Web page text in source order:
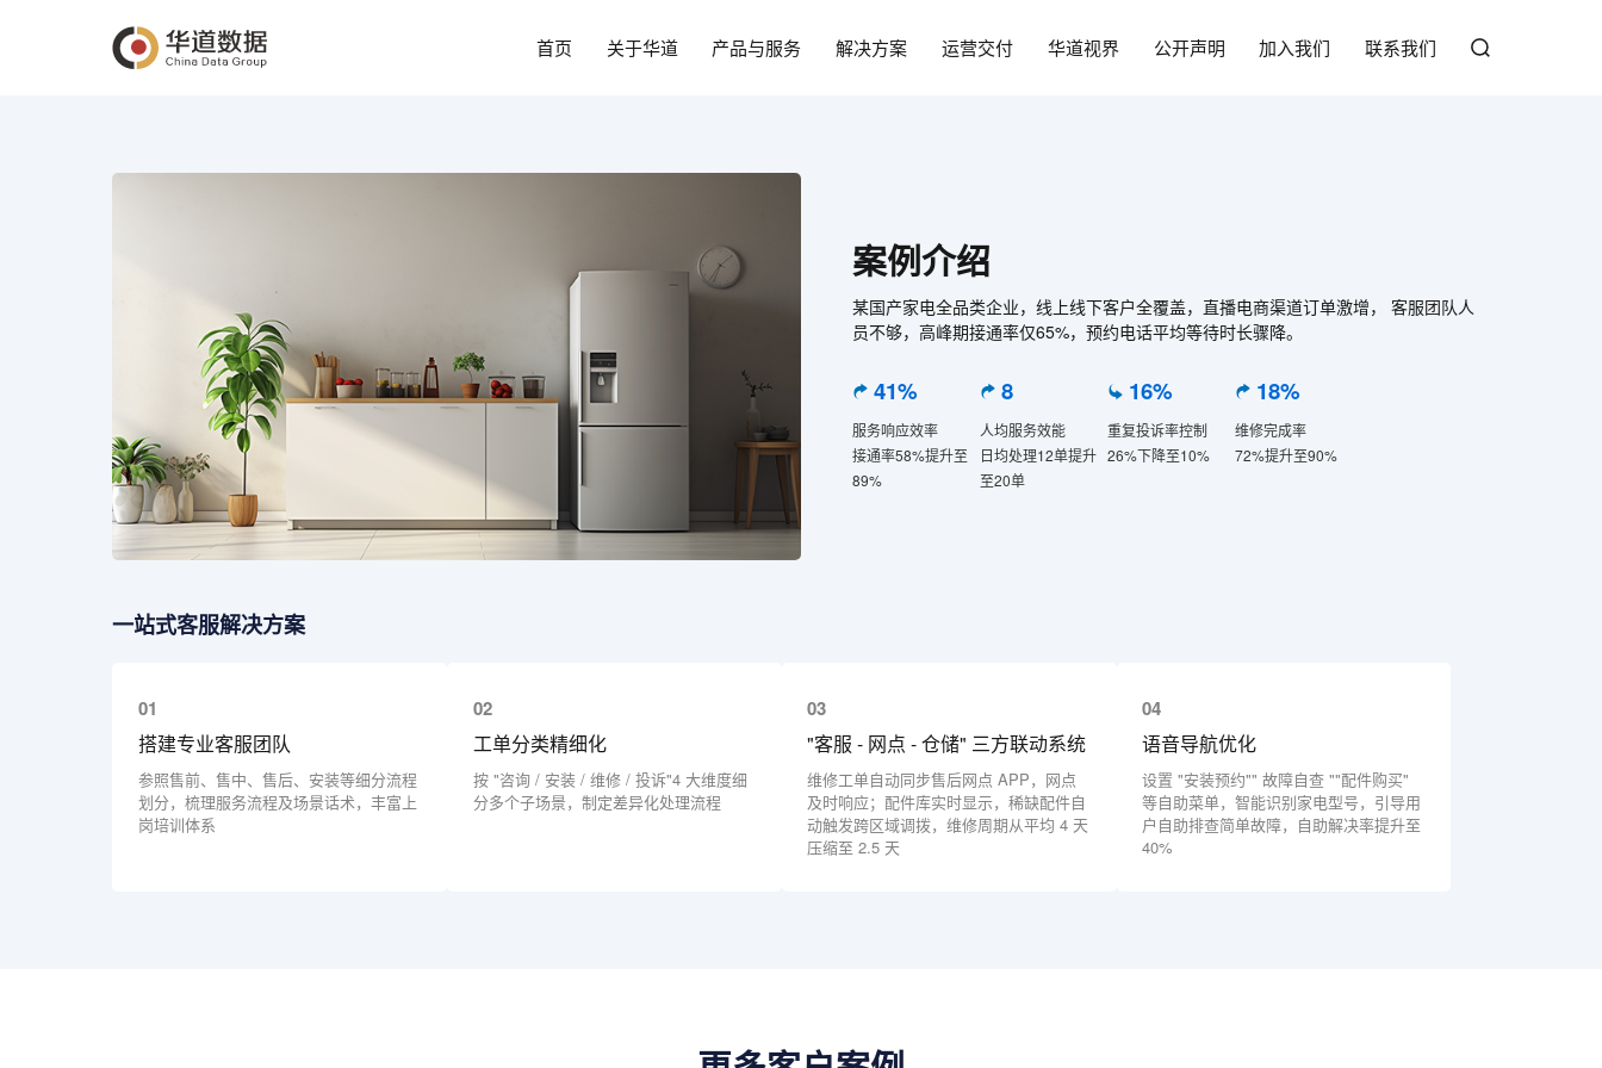
首页 关于华道 产品与服务 解决方案 运营交付 华道视界 公开声明 加入我们 联系我们
案例介绍
某国产家电全品类企业，线上线下客户全覆盖，直播电商渠道订单激增， 客服团队人
员不够，高峰期接通率仅65%，预约电话平均等待时长骤降。
41%
服务响应效率
接通率58%提升至
89%
8
人均服务效能
日均处理12单提升
至20单
16%
重复投诉率控制
26%下降至10%
18%
维修完成率
72%提升至90%
一站式客服解决方案
01
搭建专业客服团队
参照售前、售中、售后、安装等细分流程
划分，梳理服务流程及场景话术，丰富上
岗培训体系
02
工单分类精细化
按 "咨询 / 安装 / 维修 / 投诉"4 大维度细
分多个子场景，制定差异化处理流程
03
"客服 - 网点 - 仓储" 三方联动系统
维修工单自动同步售后网点 APP，网点
及时响应；配件库实时显示，稀缺配件自
动触发跨区域调拨，维修周期从平均 4 天
压缩至 2.5 天
04
语音导航优化
设置 "安装预约"" 故障自查 ""配件购买"
等自助菜单，智能识别家电型号，引导用
户自助排查简单故障，自助解决率提升至
40%